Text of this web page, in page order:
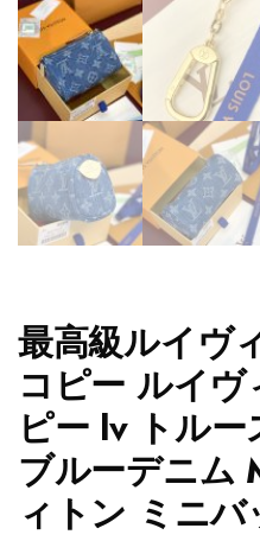
最高級ルイヴ
コピー ルイ
ピー lv トル
ブルーデニム
ィトン ミニ